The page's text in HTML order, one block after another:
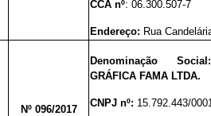
CCA nº:06.300.507-7
Endereço: Rua
Nº 096/2017
Denominação
GRÁFICA FAMA LTDA.
CNPJ nº: 15.792.443/